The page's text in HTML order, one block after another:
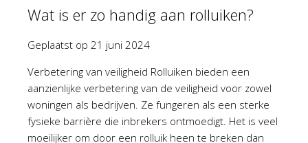
Wat is er zo handig aan rolluiken?
Geplaatst op 21 juni 2024
Verbetering van veiligheid Rolluiken bieden een
aanzienlijke verbetering van de veiligheid voor zowel
woningen als bedrijven. Ze fungeren als een sterke
fysieke barrière die inbrekers ontmoedigt. Het is veel
moeilijker om door een rolluik heen te breken dan